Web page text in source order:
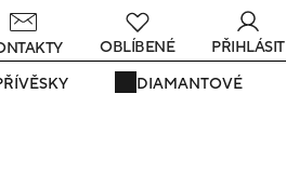
DIAMANTOVÉ
OBLÍBENÉ PŘIHLÁSIT